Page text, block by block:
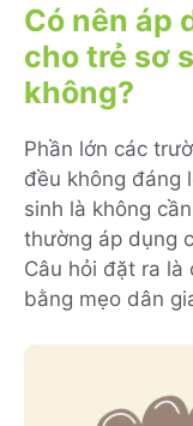
Có nên áp
cho trẻ sơ
không?
Phần lớn các
đều không đáng
sinh là không
thường áp dụng
Câu hỏi đặt ra là
bằng mẹo dân